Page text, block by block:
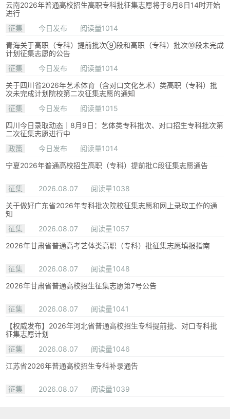
云南2026年普通高校招生高职专科批征集志愿将于8月8日14时开始
进行
征集
今日发布
阅读量1014
青海关于高职（专科）提前批次⑨段和高职（专科）批次⑩段未完成
计划征集志愿的公告
征集
今日发布
阅读量1014
关于四川省2026年艺术体育（含对口文化艺术）类高职（专科）批
次未完成计划院校第二次征集志愿的通知
征集
今日发布
阅读量1015
四川今日录取动态｜8月9日：艺体类专科批次、对口招生专科批次第
二次征集志愿进行中
政策
今日发布
阅读量1014
宁夏2026年普通高校招生高职（专科）提前批C段征集志愿通告
征集 2026.08.07
阅读量1038
关于做好广东省2026年专科批次院校征集志愿和网上录取工作的通
知
征集
2026.08.07
阅读量1057
2026年甘肃省普通高考艺体类高职（专科）批征集志愿填报指南
征集 2026.08.07
阅读量1048
2026年甘肃省普通高校招生征集志愿第7号公告
征集 2026.08.07
阅读量1041
【权威发布】2026年河北省普通高校招生专科提前批、对口专科批
征集志愿计划
征集
2026.08.07
阅读量1046
江苏省2026年普通高校招生专科补录通告
征集 2026.08.07 阅读量1039